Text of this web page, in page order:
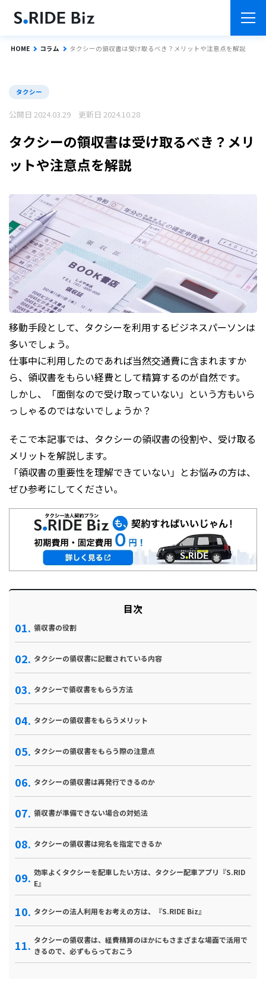
HOME コラム タクシーの領収書は受け取るべき？メリットや注意点を解説
タクシー
公開日 2024.03.29 更新日 2024.10.28
タクシーの領収書は受け取るべき？メリ
ットや注意点を解説
移動手段として、タクシーを利用するビジネスパーソンは
多いでしょう。
仕事中に利用したのであれば当然交通費に含まれますか
ら、領収書をもらい経費として精算するのが自然です。
しかし、「面倒なので受け取っていない」という方もいら
っしゃるのではないでしょうか？
そこで本記事では、タクシーの領収書の役割や、受け取る
メリットを解説します。
「領収書の重要性を理解できていない」とお悩みの方は、
ぜひ参考にしてください。
目次
領収書の役割
タクシーの領収書に記載されている内容
タクシーで領収書をもらう方法
タクシーの領収書をもらうメリット
タクシーの領収書をもらう際の注意点
タクシーの領収書は再発行できるのか
領収書が準備できない場合の対処法
タクシーの領収書は宛名を指定できるか
効率よくタクシーを配車したい方は、タクシー配車アプリ『S.RID
E』
タクシーの法人利用をお考えの方は、『S.RIDE Biz』
タクシーの領収書は、経費精算のほかにもさまざまな場面で活用で
きるので、必ずもらっておこう